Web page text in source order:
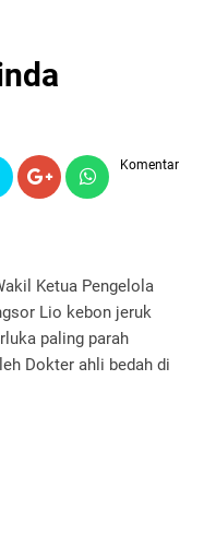
Komentar
Ketua Pengelola
Lio kebon jeruk
paling parah
Dokter ahli bedah di